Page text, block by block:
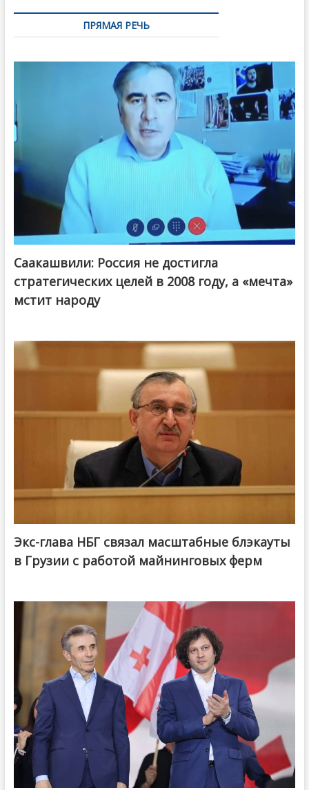
ПРЯМАЯ РЕЧЬ
Саакашвили: Россия не достигла
стратегических целей в 2008 году, а «мечта»
мстит народу
Экс-глава НБГ связал масштабные блэкауты
в Грузии с работой майнинговых ферм